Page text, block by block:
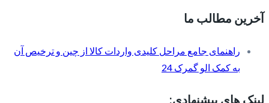
آخرین مطالب ما
راهنمای جامع مراحل کلیدی واردات کالا از چین و ترخیص آن
به کمک الو گمرک 24
لینک های پیشنهادی: